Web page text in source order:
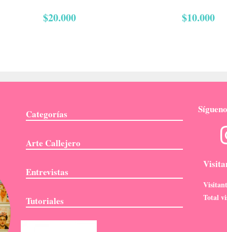
$20.000 $10.000
Categorías
Arte Callejero
Entrevistas
Tutoriales
Total